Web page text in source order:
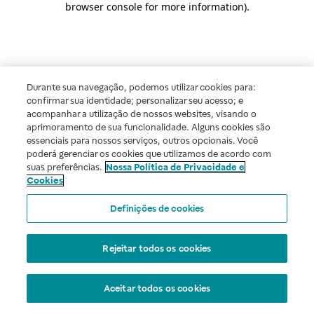
browser console for more information).
Durante sua navegação, podemos utilizar cookies para:
confirmar sua identidade; personalizar seu acesso; e
acompanhar a utilização de nossos websites, visando o
aprimoramento de sua funcionalidade. Alguns cookies são
essenciais para nossos serviços, outros opcionais. Você
poderá gerenciar os cookies que utilizamos de acordo com
suas preferências. Nossa Política de Privacidade e
Cookies
Definições de cookies
Rejeitar todos os cookies
Aceitar todos os cookies